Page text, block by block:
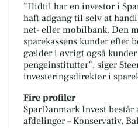
”Hidtil har en investor i
haft adgang til selv at
net- eller mobilbank. Den
sparekassens kunder efter
gælder i øvrigt også
pengeinstitutter”, siger
investeringsdirektør i
Fire profiler
SparDanmark Invest består
afdelinger – Konservativ,